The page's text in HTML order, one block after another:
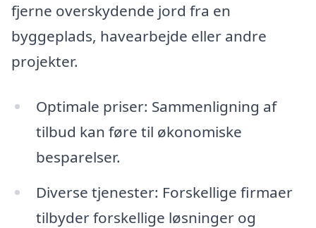
fjerne overskydende jord fra en
byggeplads, havearbejde eller andre
projekter.
Optimale priser: Sammenligning af
tilbud kan føre til økonomiske
besparelser.
Diverse tjenester: Forskellige firmaer
tilbyder forskellige løsninger og